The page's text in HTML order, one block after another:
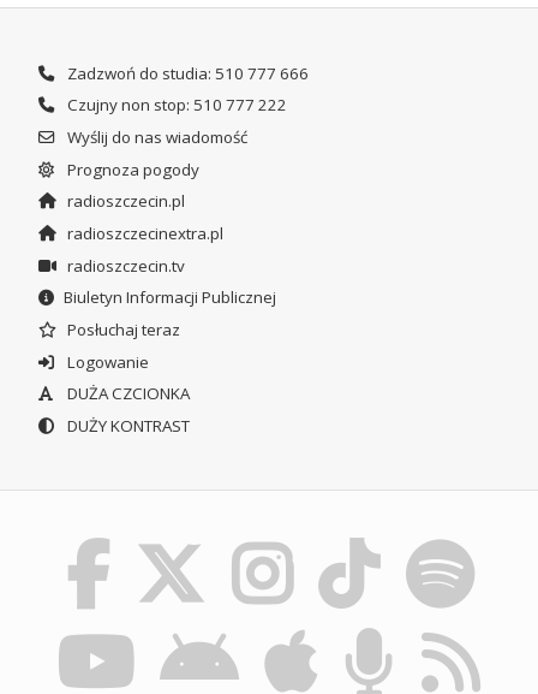
Zadzwoń do studia: 510 777 666
Czujny non stop: 510 777 222
Wyślij do nas wiadomość
Prognoza pogody
radioszczecin.pl
radioszczecinextra.pl
radioszczecin.tv
Biuletyn Informacji Publicznej
Posłuchaj teraz
Logowanie
DUŻA CZCIONKA
DUŻY KONTRAST